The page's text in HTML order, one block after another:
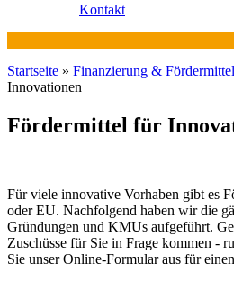
Kontakt
Startseite » Finanzierung & Fördermittel
Innovationen
Fördermittel für
Für viele innovative Vorhaben gibt es
oder EU. Nachfolgend haben wir die
Gründungen und KMUs aufgeführt.
Zuschüsse für Sie in Frage kommen -
Sie unser Online-Formular aus für